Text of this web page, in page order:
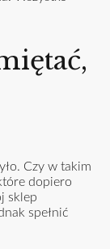
Czy w takim
dopiero
sklep
spełnić